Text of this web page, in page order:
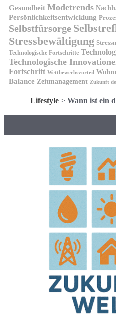
Gesundheit Modetrends
Persönlichkeitsentwicklung
Selbstfürsorge
Stressbewältigung
Technologische Fortschritte
Technologische
Fortschritt Wettbewerbsvorteil
Balance Zeitmanagement Zukunft
Lifestyle > Wann ist ein